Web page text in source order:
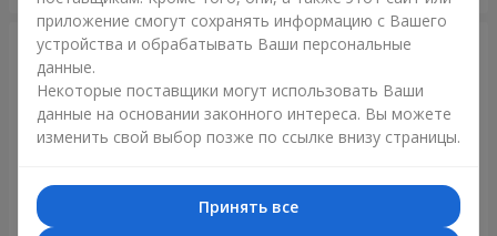
приложение смогут сохранять информацию с Вашего
устройства и обрабатывать Ваши персональные
данные.
Некоторые поставщики могут использовать Ваши
данные на основании законного интереса. Вы можете
изменить свой выбор позже по ссылке внизу страницы.
Принять все